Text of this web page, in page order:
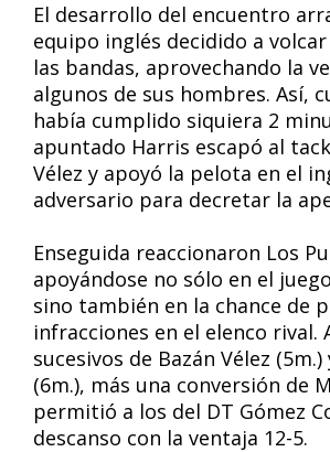
El desarrollo del encuentro
equipo inglés decidido a
las bandas, aprovechando la
algunos de sus hombres. Así,
había cumplido siquiera 2
apuntado Harris escapó al
Vélez y apoyó la pelota en el
adversario para decretar la
Enseguida reaccionaron Los
apoyándose no sólo en el
sino también en la chance de
infracciones en el elenco rival.
sucesivos de Bazán Vélez
(6m.), más una conversión de
permitió a los del DT Gómez
descanso con la ventaja 12-5.